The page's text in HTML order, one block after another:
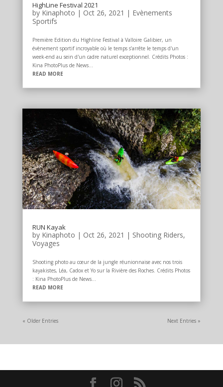
HighLine Festival 2021
by Kinaphoto | Oct 26, 2021 | Evènements
Sportifs
Première Edition du Highline Festival à Valloire Galibier, un
évènement sportif incroyable où le temps s’arrête le temps d'un
week-end au sein d'un cadre naturel exceptionnel. Crédits Photos :
Kina PhotoPlus de News...
READ MORE
RUN Kayak
by Kinaphoto | Oct 26, 2021 | Shooting Riders,
Voyages
Shooting photo au cœur de la jungle réunionnaise avec nos trois
kayakistes, Léa, Cadox et Yo sur la Rivière des Roches. Crédits Photos
: Kina PhotoPlus de News...
READ MORE
« Older Entries Next Entries »